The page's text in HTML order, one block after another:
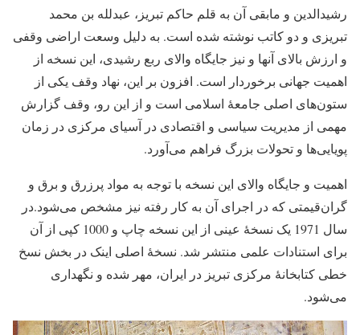
رشیدالدین و مابقی آن به قلم حاکم تبریز، عبدلله‌ بن محمد
تبریزی و دو کاتب نوشته‌ شده است. به دلیل وسعت اراضی وقفی
و ارزش بالای آنها و نیز جایگاه والای ربع رشیدی، این نسخه از
اهمیت جهانی برخوردار است. افزون بر این، نهاد وقف یکی از
ستون‌های اصلی جامعۀ اسلامی است و از این رو، وقف گزارش
مهمی از مدیریت سیاسی و اقتصادی در آسیای مرکزی در زمان
پویایی‌ها و تحولات بزرگ فراهم می‌آورد.
اهمیت و جایگاه والای این نسخه با توجه به مواد پرزرق و برق و
گران‌قیمتی که در اجرای آن به کار رفته نیز مشخص می‌شود.در
سال 1971 یک نسخۀ عینی از این نسخه چاپ و 1000 کپی از آن
برای استنادات علمی منتشر شد. نسخۀ اصلی اینک در بخش نسخ
خطی کتابخانۀ مرکزی تبریز در ایران، مهر شده و نگهداری
می‌شود.